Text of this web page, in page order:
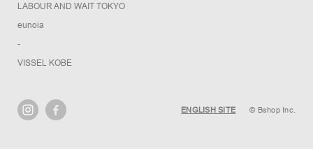
LABOUR AND WAIT TOKYO
eunoia
-
VISSEL KOBE
ENGLISH SITE © Bshop Inc.